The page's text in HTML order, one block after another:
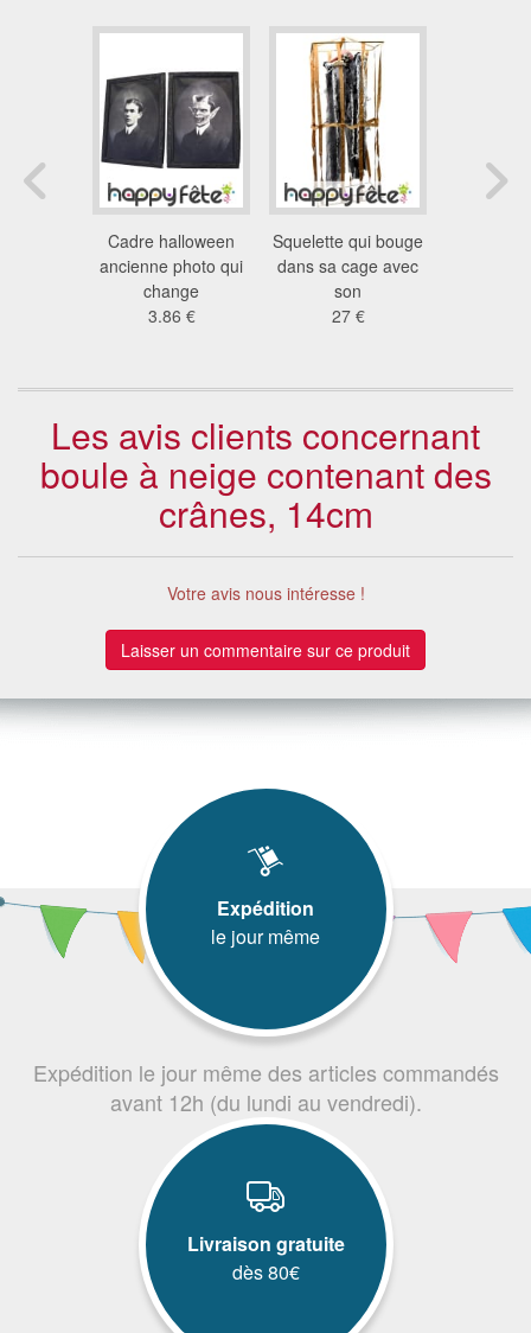
Cadre halloween
ancienne photo qui
change
3.86 €
Squelette qui bouge
dans sa cage avec
son
27 €
Les avis clients concernant
boule à neige contenant des
crânes, 14cm
Votre avis nous intéresse !
Laisser un commentaire sur ce produit
Expédition
le jour même
Expédition le jour même des articles commandés
avant 12h (du lundi au vendredi).
Livraison gratuite
dès 80€